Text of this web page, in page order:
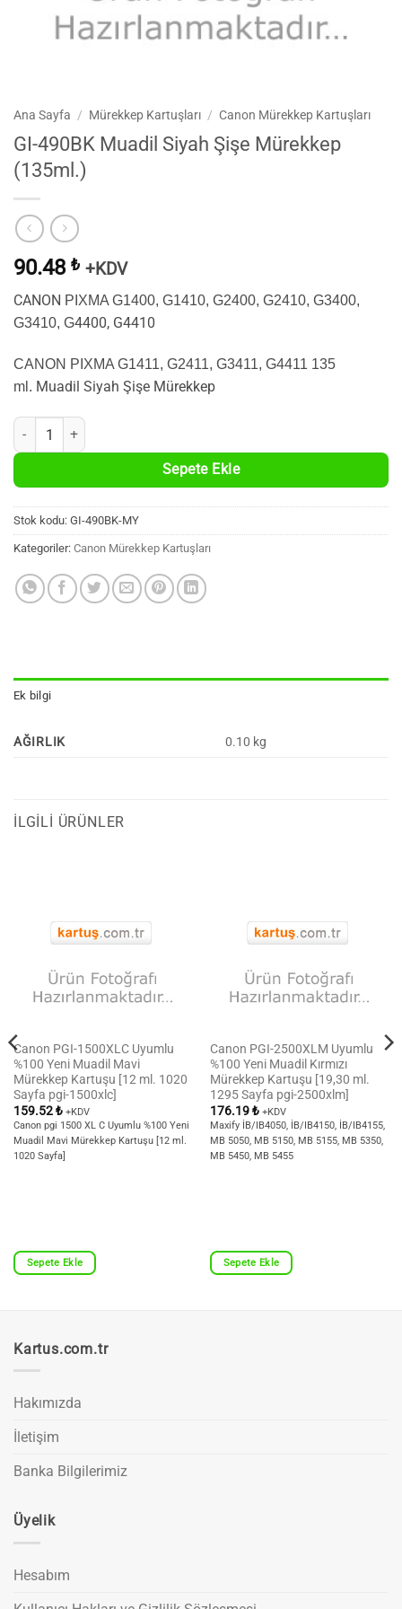
Ana Sayfa / Mürekkep Kartuşları / Canon Mürekkep Kartuşları
GI-490BK Muadil Siyah Şişe Mürekkep
(135ml.)
90.48 ₺ +KDV
CANON PIXMA G1400, G1410, G2400, G2410, G3400,
G3410, G4400, G4410
CANON PIXMA G1411, G2411, G3411, G4411 135
ml. Muadil Siyah Şişe Mürekkep
GI-490BK Muadil Siyah Şişe Mürekkep (135ml.) adet
Sepete Ekle
Stok kodu: GI-490BK-MY
Kategoriler: Canon Mürekkep Kartuşları
Ek bilgi
AĞIRLIK 0.10 kg
İLGILI ÜRÜNLER
Canon PGI-1500XLC Uyumlu
%100 Yeni Muadil Mavi
Mürekkep Kartuşu [12 ml. 1020
Sayfa pgi-1500xlc]
159.52₺ +KDV
Canon pgi 1500 XL C Uyumlu %100 Yeni
Muadil Mavi Mürekkep Kartuşu [12 ml.
1020 Sayfa]
Sepete Ekle
Canon PGI-2500XLM Uyumlu
%100 Yeni Muadil Kırmızı
Mürekkep Kartuşu [19,30 ml.
1295 Sayfa pgi-2500xlm]
176.19₺ +KDV
Maxify İB/IB4050, İB/IB4150, İB/IB4155,
MB 5050, MB 5150, MB 5155, MB 5350,
MB 5450, MB 5455
Sepete Ekle
Kartus.com.tr
Hakımızda
İletişim
Banka Bilgilerimiz
Üyelik
Hesabım